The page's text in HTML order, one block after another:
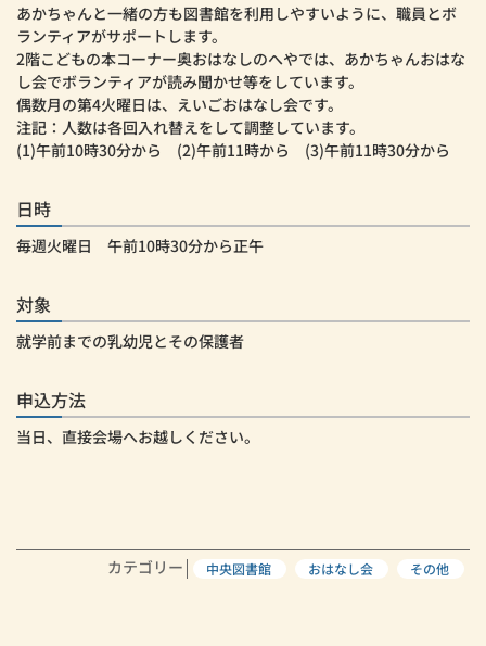
あかちゃんと一緒の方も図書館を利用しやすいように、職員とボ
ランティアがサポートします。
2階こどもの本コーナー奥おはなしのへやでは、あかちゃんおはな
し会でボランティアが読み聞かせ等をしています。
偶数月の第4火曜日は、えいごおはなし会です。
注記：人数は各回入れ替えをして調整しています。
(1)午前10時30分から (2)午前11時から (3)午前11時30分から
日時
毎週火曜日 午前10時30分から正午
対象
就学前までの乳幼児とその保護者
申込方法
当日、直接会場へお越しください。
カテゴリー 中央図書館 おはなし会 その他